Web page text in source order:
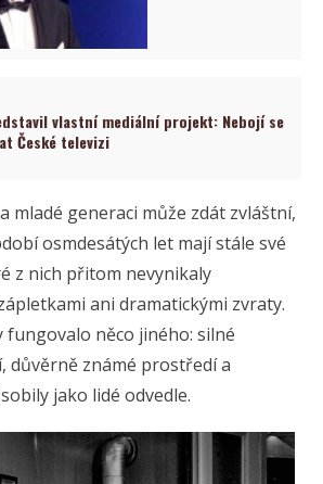
vlastní mediální projekt: Nebojí se
České televizi
mladé generaci může zdát zvláštní,
osmdesátých let mají stále své
z nich přitom nevynikaly
ani dramatickými zvraty.
fungovalo něco jiného: silné
důvěrně známé prostředí a
jako lidé odvedle.